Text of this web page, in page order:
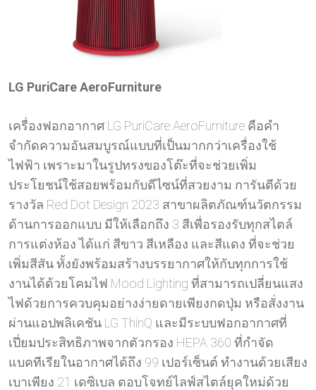
LG PuriCare AeroFurniture
เครื่องฟอกอากาศ LG PuriCare AeroFurniture คือคำ
จำกัดความอันสมบูรณ์แบบที่เป็นมากกว่าเครื่องใช้
ไฟฟ้า เพราะมาในรูปทรงของโต๊ะที่จะช่วยเพิ่ม
ประโยชน์ใช้สอยพร้อมกับดีไซน์ที่สวยงาม การันตีด้วย
รางวัล Red Dot Design 2023 สาขาผลิตภัณฑ์นวัตกรรม
ด้านการออกแบบ มีให้เลือกถึง 3 สีเพื่อรองรับทุกสไตล์
การแต่งห้อง ได้แก่ สีขาว สีเหลือง และสีแดง ที่จะช่วย
เพิ่มสีสัน ทั้งยังพร้อมสร้างบรรยากาศให้กับทุกการใช้
งานได้ด้วยโคมไฟ Mood Lighting ที่สามารถเปลี่ยนแสง
ไฟด้วยการควบคุมอย่างง่ายดายเพียงกดปุ่ม หรือสั่งงาน
ผ่านแอปพลิเคชัน LG ThinQ และมีระบบฟอกอากาศที่
เปี่ยมประสิทธิภาพจากตัวกรอง HEPA 360 ที่กำจัด
แบคทีเรียในอากาศได้ถึง 99 เปอร์เซ็นต์ ทำงานด้วยเสียง
เบาเพียง 21 เดซิเบล ตอบโจทย์ไลฟ์สไตล์ยุคใหม่ด้วย